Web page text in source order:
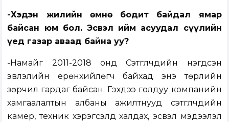
-Хэдэн жилийн өмнө бодит байдал ямар
байсан юм бол. Эсвэл ийм асуудал сүүлийн
үед газар аваад байна уу?
-Намайг 2011-2018 онд Сэтгүүлчдийн нэгдсэн
эвлэлийн ерөнхийлөгч байхад энэ төрлийн
зөрчил гардаг байсан. Гэхдээ голдуу компанийн
хамгаалалтын албаны ажилтнууд сэтгүүлчдийн
камер, техник хэрэгсэлд халдах, эсвэл мэдээлэл